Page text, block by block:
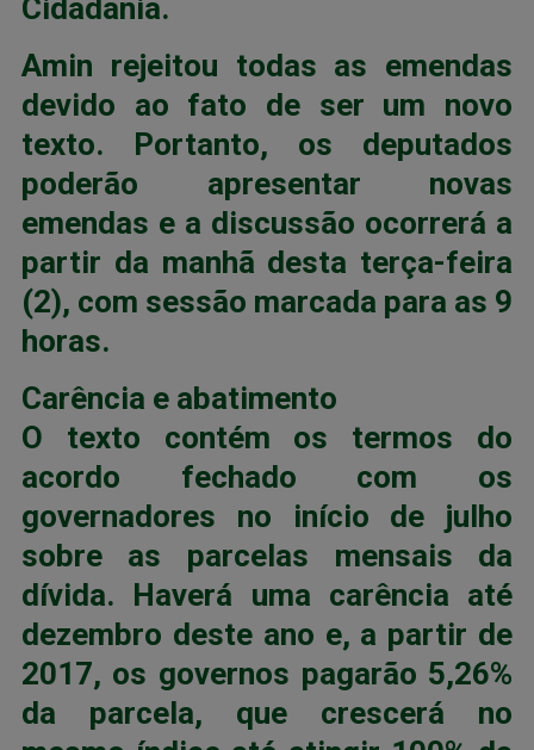
Cidadania.
Amin rejeitou todas as emendas
devido ao fato de ser um novo
texto. Portanto, os deputados
poderão apresentar novas
emendas e a discussão ocorrerá a
partir da manhã desta terça-feira
(2), com sessão marcada para as 9
horas.
Carência e abatimento
O texto contém os termos do
acordo fechado com os
governadores no início de julho
sobre as parcelas mensais da
dívida. Haverá uma carência até
dezembro deste ano e, a partir de
2017, os governos pagarão 5,26%
da parcela, que crescerá no